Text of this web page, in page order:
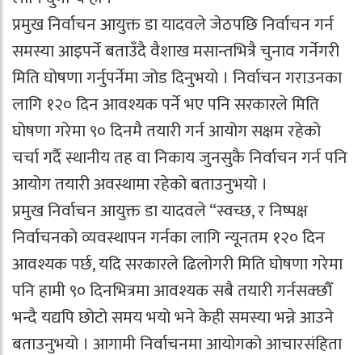
प्रमुख निर्वाचन आयुक्त डा यादवले जेठपछि निर्वाचन गर्न
समस्या आइपर्ने बताउँदै वैशाख मसान्तभित्रै चुनाव गर्नेगरी
मिति घोषणा गर्नुपर्नेमा जोड दिनुभयो । निर्वाचन गराउनका
लागि १२० दिन आवश्यक पर्ने भए पनि सरकारले मिति
घोषणा गरेमा ९० दिनमै तयारी गर्न आयोग सक्षम रहेको
चर्चा गर्दै स्थानीय तह वा निकाय जुनसुकै निर्वाचन गर्न पनि
आयोग तयारी अवस्थामा रहेको बताउनुभयो ।
प्रमुख निर्वाचन आयुक्त डा यादवले “स्वच्छ, र निष्पक्ष
निर्वाचनको व्यवस्थापन गर्नका लागि न्यूनतम १२० दिन
आवश्यक पर्छ, यदि सरकारले ढिलोगरी मिति घोषणा गरेमा
पनि हामी ९० दिनभित्रमा आवश्यक सबै तयारी गर्नसक्छौँ
भन्दै यद्यपि छोटो समय भयो भने केही समस्या भन्ने आउने
बताउनुभयो । आगामी निर्वाचनमा आयोगको आचारसंहिता